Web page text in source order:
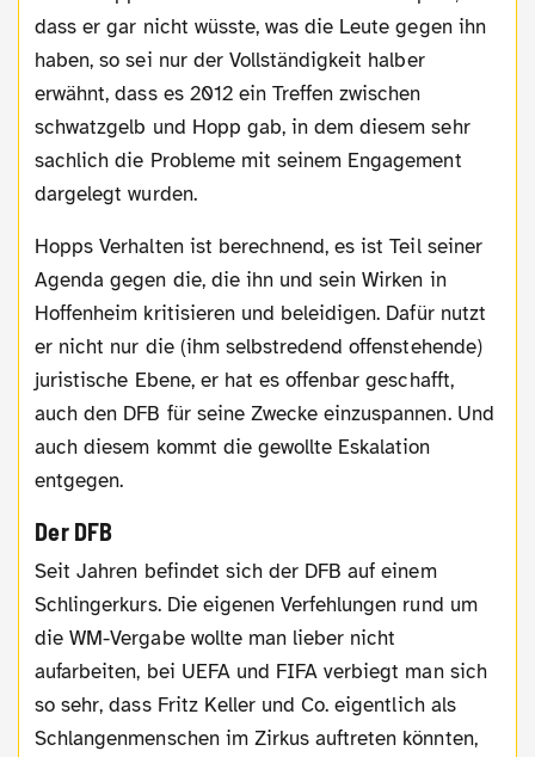
dass er gar nicht wüsste, was die Leute gegen ihn
haben, so sei nur der Vollständigkeit halber
erwähnt, dass es 2012 ein Treffen zwischen
schwatzgelb und Hopp gab, in dem diesem sehr
sachlich die Probleme mit seinem Engagement
dargelegt wurden.
Hopps Verhalten ist berechnend, es ist Teil seiner
Agenda gegen die, die ihn und sein Wirken in
Hoffenheim kritisieren und beleidigen. Dafür nutzt
er nicht nur die (ihm selbstredend offenstehende)
juristische Ebene, er hat es offenbar geschafft,
auch den DFB für seine Zwecke einzuspannen. Und
auch diesem kommt die gewollte Eskalation
entgegen.
Der DFB
Seit Jahren befindet sich der DFB auf einem
Schlingerkurs. Die eigenen Verfehlungen rund um
die WM-Vergabe wollte man lieber nicht
aufarbeiten, bei UEFA und FIFA verbiegt man sich
so sehr, dass Fritz Keller und Co. eigentlich als
Schlangenmenschen im Zirkus auftreten könnten,